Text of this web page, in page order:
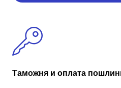
Таможня и оплата